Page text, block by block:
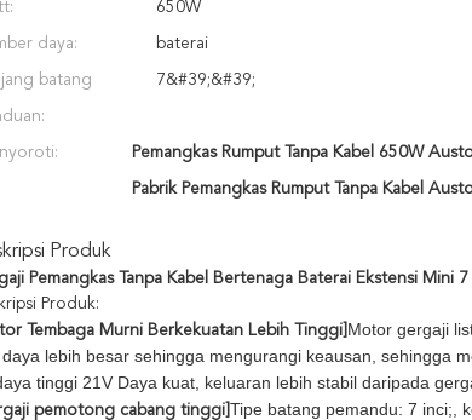
650W
daya: baterai
batang 7&#39;&#39;
Pemangkas Rumput Tanpa Kabel 650W
Pabrik Pemangkas Rumput Tanpa Kabel
Produk
Pemangkas Tanpa Kabel Bertenaga Baterai Ekstensi Mini
Produk:
Tembaga Murni Berkekuatan Lebih Tinggi] Motor gergaji
lebih besar sehingga mengurangi keausan, sehingga
tinggi 21V Daya kuat, keluaran lebih stabil daripada
pemotong cabang tinggi] Tipe batang pemandu: 7 inci;,